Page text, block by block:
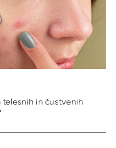
telesnih in čustvenih